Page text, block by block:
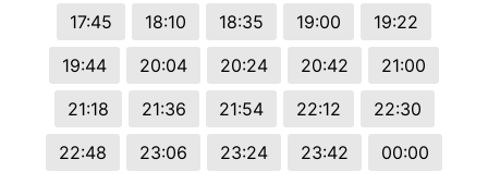
17:45
18:10 18:35 19:00
19:22
19:44
20:04 20:24 20:42
21:00
21:18
21:36 21:54 22:12
22:30
22:48
23:06 23:24 23:42 00:00